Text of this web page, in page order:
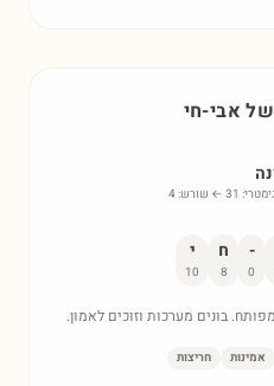
של אבי-חי
31 ← שורש: 4
-
0
ח
8
י
10
בונים מערכות וזוכים לאמון.
אמינות חריצות